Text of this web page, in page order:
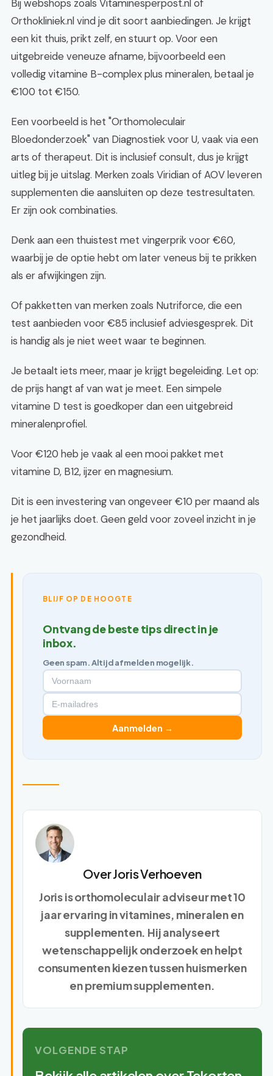
Bij webshops zoals Vitaminesperpost.nl of
Orthokliniek.nl vind je dit soort aanbiedingen. Je krijgt
een kit thuis, prikt zelf, en stuurt op. Voor een
uitgebreide veneuze afname, bijvoorbeeld een
volledig vitamine B-complex plus mineralen, betaal je
€100 tot €150.
Een voorbeeld is het "Orthomoleculair
Bloedonderzoek" van Diagnostiek voor U, vaak via een
arts of therapeut. Dit is inclusief consult, dus je krijgt
uitleg bij je uitslag. Merken zoals Viridian of AOV leveren
supplementen die aansluiten op deze testresultaten.
Er zijn ook combinaties.
Denk aan een thuistest met vingerprik voor €60,
waarbij je de optie hebt om later veneus bij te prikken
als er afwijkingen zijn.
Of pakketten van merken zoals Nutriforce, die een
test aanbieden voor €85 inclusief adviesgesprek. Dit
is handig als je niet weet waar te beginnen.
Je betaalt iets meer, maar je krijgt begeleiding. Let op:
de prijs hangt af van wat je meet. Een simpele
vitamine D test is goedkoper dan een uitgebreid
mineralenprofiel.
Voor €120 heb je vaak al een mooi pakket met
vitamine D, B12, ijzer en magnesium.
Dit is een investering van ongeveer €10 per maand als
je het jaarlijks doet. Geen geld voor zoveel inzicht in je
gezondheid.
BLIJF OP DE HOOGTE
Ontvang de beste tips direct in je
inbox.
Geen spam. Altijd afmelden mogelijk.
Aanmelden →
Over Joris Verhoeven
Joris is orthomoleculair adviseur met 10
jaar ervaring in vitamines, mineralen en
supplementen. Hij analyseert
wetenschappelijk onderzoek en helpt
consumenten kiezen tussen huismerken
en premium supplementen.
VOLGENDE STAP